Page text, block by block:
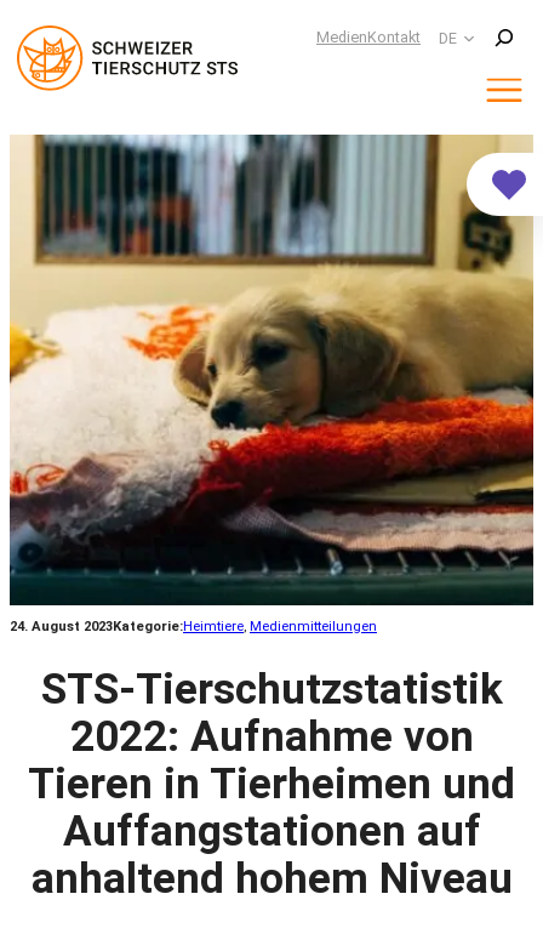
MedienKontakt DE
Suchen
24. August 2023Kategorie:Heimtiere, Medienmitteilungen
STS-Tierschutzstatistik
2022: Aufnahme von
Tieren in Tierheimen und
Auffangstationen auf
anhaltend hohem Niveau